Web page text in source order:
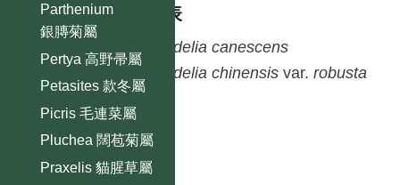
Parthenium
銀膞菊屬
Pertya 高野帚屬
Petasites 款冬屬
Picris 毛連菜屬
Pluchea 闊苞菊屬
Praxelis 貓腥草屬
種列表
Wedelia canescens
Wedelia chinensisvar. robusta